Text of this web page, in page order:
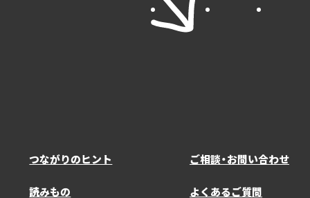
Instagram
つながりのヒント
読みもの
ご相談・お問い合わせ
よくあるご質問